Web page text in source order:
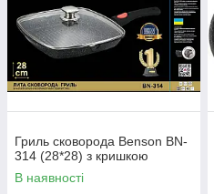
Гриль сковорода Benson BN-
314 (28*28) з кришкою
В наявності